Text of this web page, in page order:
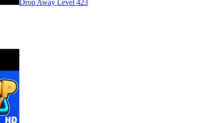
Level 423